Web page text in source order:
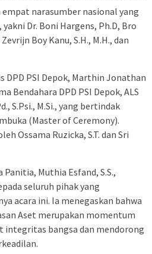
narasumber nasional yang
Dr. Boni Hargens, Ph.D, Bro
Boy Kanu, S.H., M.H., dan
DPD PSI Depok, Marthin Jonathan
Bendahara DPD PSI Depok, ALS
S.Psi., M.Si., yang bertindak
(Master of Ceremony).
Ossama Ruzicka, S.T. dan Sri
Muthia Esfand, S.S.,
seluruh pihak yang
acara ini. Ia menegaskan bahwa
Aset merupakan momentum
bangsa dan mendorong